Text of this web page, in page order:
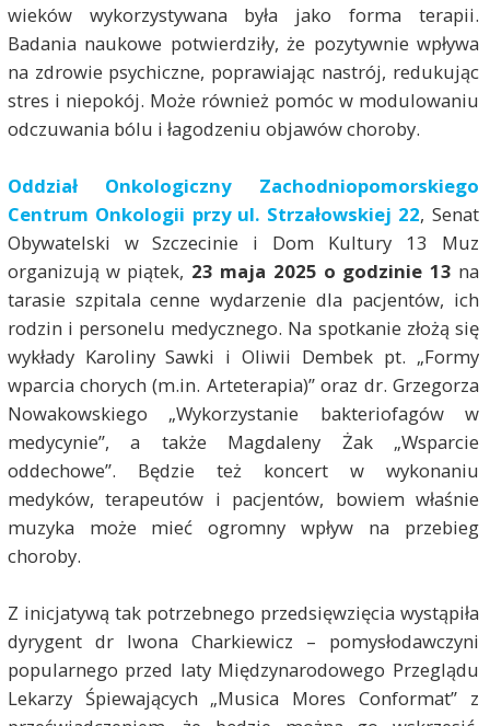
wieków wykorzystywana była jako forma terapii.
Badania naukowe potwierdziły, że pozytywnie wpływa
na zdrowie psychiczne, poprawiając nastrój, redukując
stres i niepokój. Może również pomóc w modulowaniu
odczuwania bólu i łagodzeniu objawów choroby.
Oddział Onkologiczny Zachodniopomorskiego
Centrum Onkologii przy ul. Strzałowskiej 22, Senat
Obywatelski w Szczecinie i Dom Kultury 13 Muz
organizują w piątek, 23 maja 2025 o godzinie 13 na
tarasie szpitala cenne wydarzenie dla pacjentów, ich
rodzin i personelu medycznego. Na spotkanie złożą się
wykłady Karoliny Sawki i Oliwii Dembek pt. „Formy
wparcia chorych (m.in. Arteterapia)” oraz dr. Grzegorza
Nowakowskiego „Wykorzystanie bakteriofagów w
medycynie”, a także Magdaleny Żak „Wsparcie
oddechowe”. Będzie też koncert w wykonaniu
medyków, terapeutów i pacjentów, bowiem właśnie
muzyka może mieć ogromny wpływ na przebieg
choroby.
Z inicjatywą tak potrzebnego przedsięwzięcia wystąpiła
dyrygent dr Iwona Charkiewicz – pomysłodawczyni
popularnego przed laty Międzynarodowego Przeglądu
Lekarzy Śpiewających „Musica Mores Conformat” z